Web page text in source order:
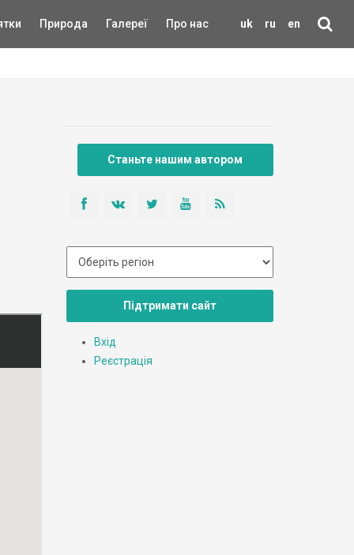
uk ru en
Природа Галереї Про нас
Станьте нашим автором
Підтримати сайт
Вхід
Реєстрація